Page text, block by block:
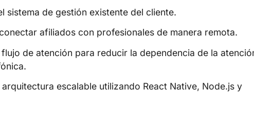
sistema de gestión existente del cliente.
afiliados con profesionales de manera remota.
de atención para reducir la dependencia de la
escalable utilizando React Native, Node.js y